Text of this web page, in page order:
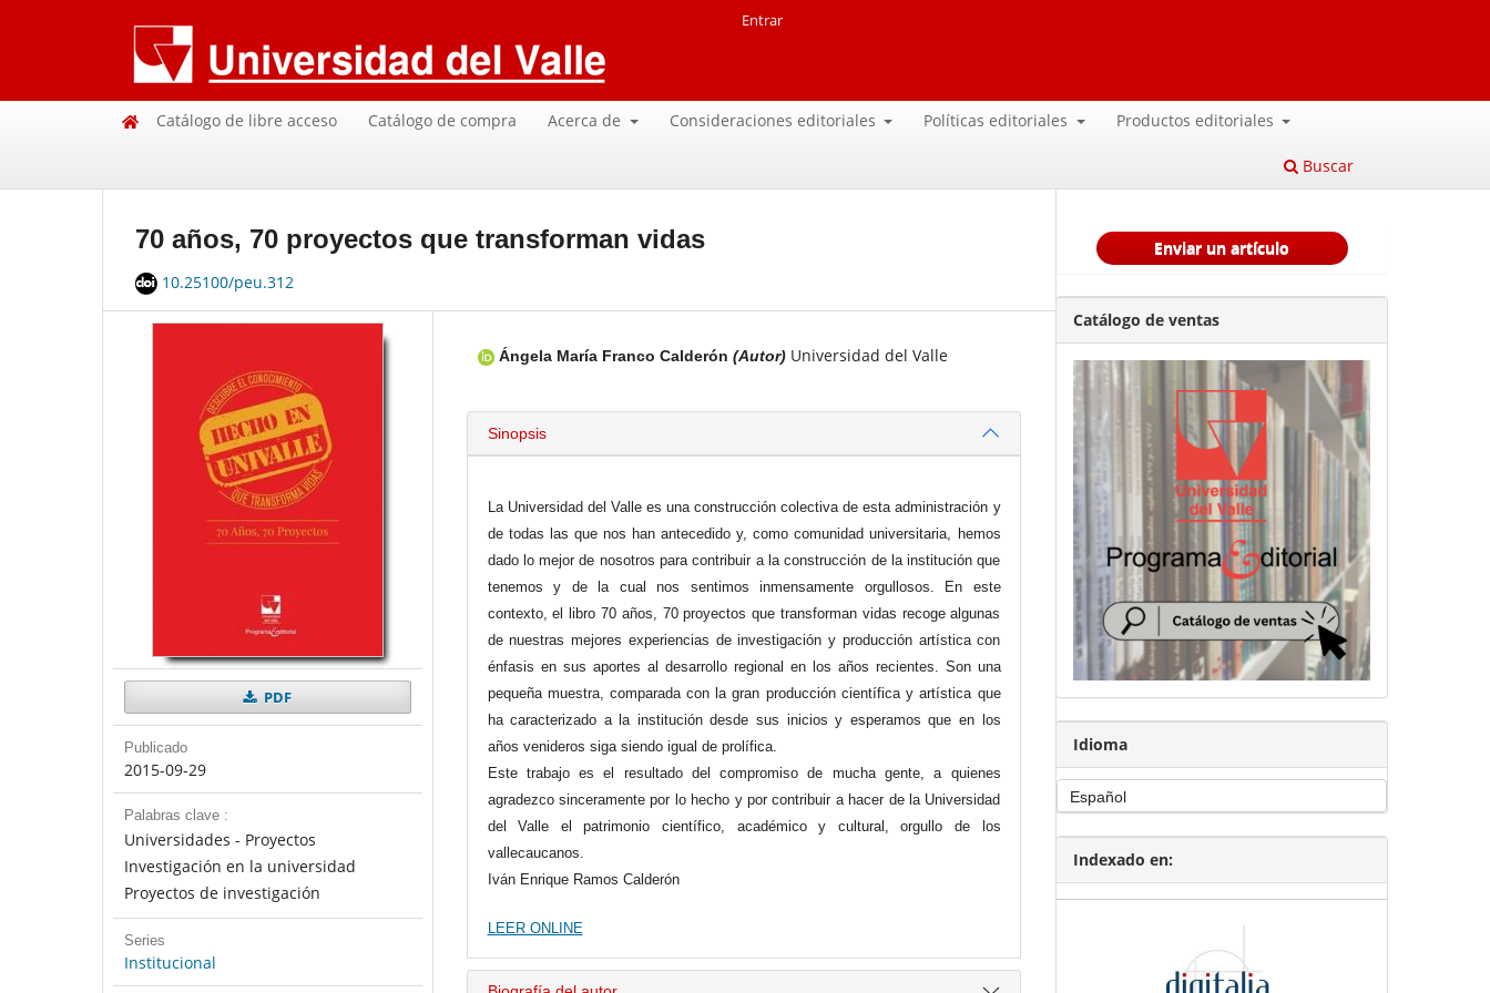
Catálogo de libre acceso Catálogo de compra Acerca de Consideraciones editoriales Políticas editoriales Productos editoriales
Buscar
Entrar
70 años, 70 proyectos que transforman vidas
10.25100/peu.312
PDF
Publicado
2015-09-29
Palabras clave :
Universidades - Proyectos
Investigación en la universidad
Proyectos de investigación
Series
Institucional
Ángela María Franco Calderón (Autor) Universidad del Valle
Sinopsis
La Universidad del Valle es una construcción colectiva de esta administración y
de todas las que nos han antecedido y, como comunidad universitaria, hemos
dado lo mejor de nosotros para contribuir a la construcción de la institución que
tenemos y de la cual nos sentimos inmensamente orgullosos. En este
contexto, el libro 70 años, 70 proyectos que transforman vidas recoge algunas
de nuestras mejores experiencias de investigación y producción artística con
énfasis en sus aportes al desarrollo regional en los años recientes. Son una
pequeña muestra, comparada con la gran producción científica y artística que
ha caracterizado a la institución desde sus inicios y esperamos que en los
años venideros siga siendo igual de prolífica.
Este trabajo es el resultado del compromiso de mucha gente, a quienes
agradezco sinceramente por lo hecho y por contribuir a hacer de la Universidad
del Valle el patrimonio científico, académico y cultural, orgullo de los
vallecaucanos.
Iván Enrique Ramos Calderón
LEER ONLINE
Enviar un artículo
Catálogo de ventas
Idioma
Indexado en: